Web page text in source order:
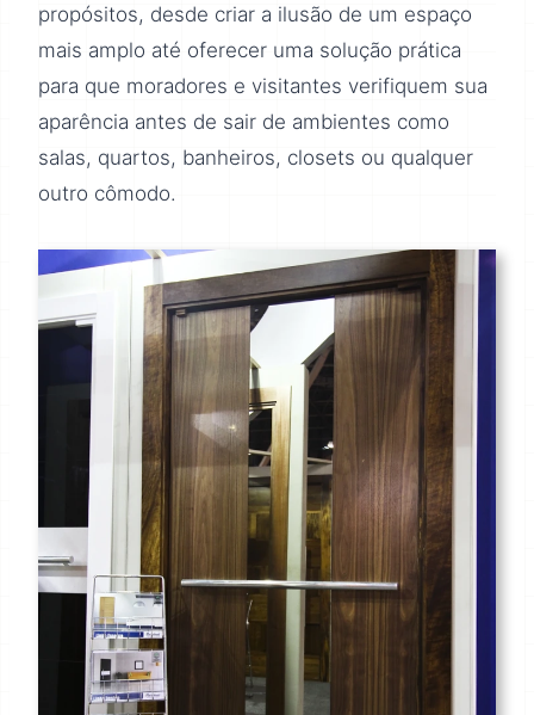
propósitos, desde criar a ilusão de um espaço
mais amplo até oferecer uma solução prática
para que moradores e visitantes verifiquem sua
aparência antes de sair de ambientes como
salas, quartos, banheiros, closets ou qualquer
outro cômodo.